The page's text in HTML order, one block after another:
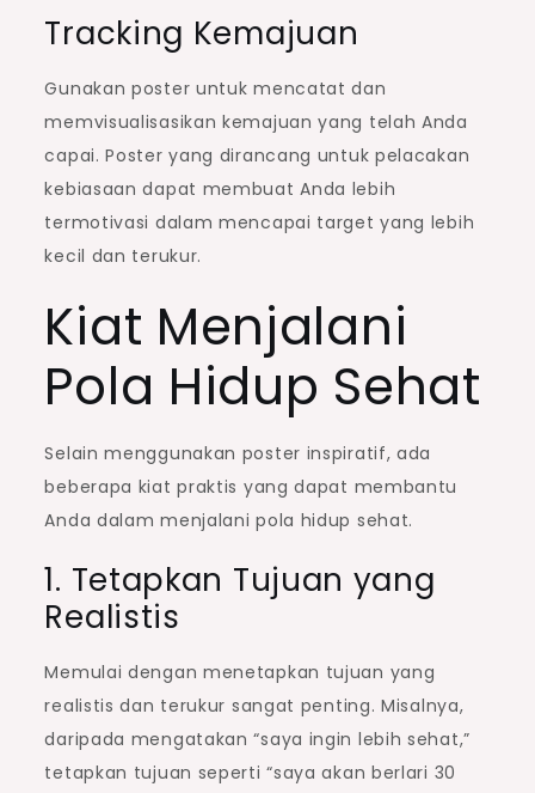
Tracking Kemajuan
Gunakan poster untuk mencatat dan
memvisualisasikan kemajuan yang telah Anda
capai. Poster yang dirancang untuk pelacakan
kebiasaan dapat membuat Anda lebih
termotivasi dalam mencapai target yang lebih
kecil dan terukur.
Kiat Menjalani
Pola Hidup Sehat
Selain menggunakan poster inspiratif, ada
beberapa kiat praktis yang dapat membantu
Anda dalam menjalani pola hidup sehat.
1. Tetapkan Tujuan yang
Realistis
Memulai dengan menetapkan tujuan yang
realistis dan terukur sangat penting. Misalnya,
daripada mengatakan “saya ingin lebih sehat,”
tetapkan tujuan seperti “saya akan berlari 30